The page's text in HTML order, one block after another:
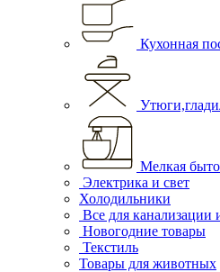
Кухонная
Мелкая
Электрика и свет
Холодильники
Все для канализации
Новогодние товары
Текстиль
Товары для животных